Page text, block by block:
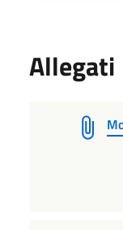
Allegati